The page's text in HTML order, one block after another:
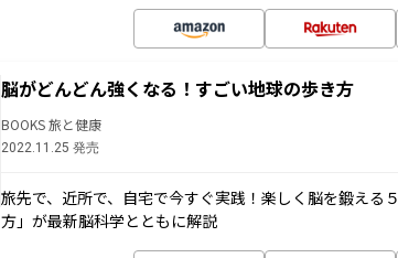
脳がどんどん強くなる！すごい地球の歩き方
BOOKS 旅と健康
2022.11.25 発売
旅先で、近所で、自宅で今すぐ実践！楽しく脳を鍛える
方」が最新脳科学とともに解説